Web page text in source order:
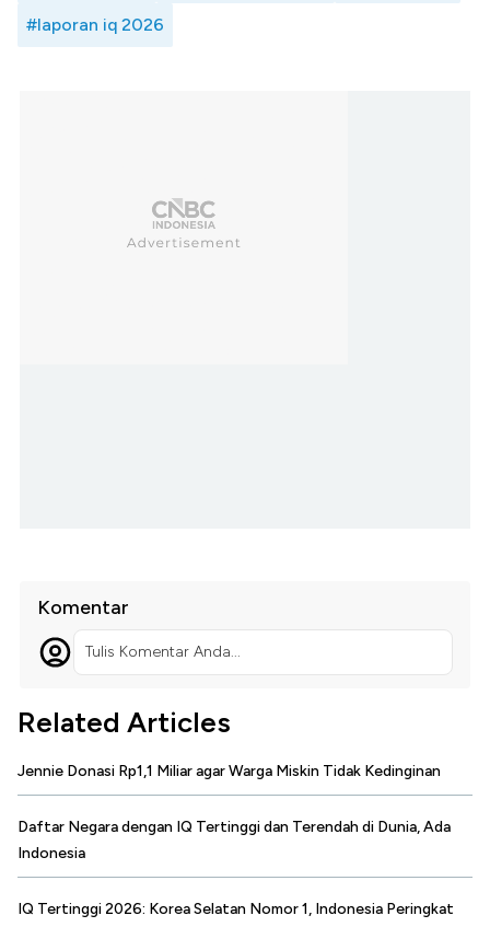
#laporan iq 2026
Komentar
Tulis Komentar Anda...
Related Articles
Jennie Donasi Rp1,1 Miliar agar Warga Miskin Tidak Kedinginan
Daftar Negara dengan IQ Tertinggi dan Terendah di Dunia, Ada
Indonesia
IQ Tertinggi 2026: Korea Selatan Nomor 1, Indonesia Peringkat